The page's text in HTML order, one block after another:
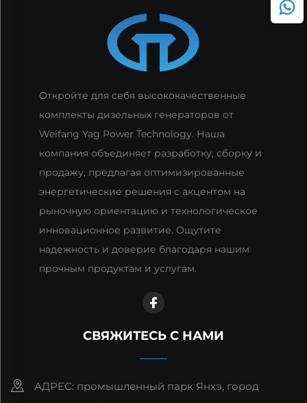
Откройте для себя высококачественные
комплекты дизельных генераторов от
Weifang Yag Power Technology. Наша
компания объединяет разработку, сборку и
продажу, предлагая оптимизированные
энергетические решения с акцентом на
рыночную ориентацию и технологическое
инновационное развитие. Ощутите
надежность и доверие благодаря нашим
прочным продуктам и услугам.
СВЯЖИТЕСЬ С НАМИ
АДРЕС: промышленный парк Янхэ, город